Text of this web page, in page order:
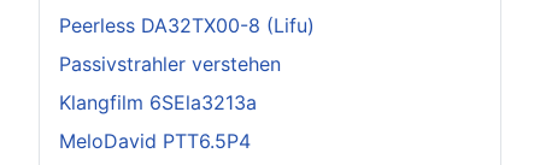
Peerless DA32TX00-8 (Lifu)
Passivstrahler verstehen
Klangfilm 6SEla3213a
MeloDavid PTT6.5P4